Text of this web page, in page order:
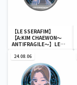
【LE SSERAFIM】
【A:KIM CHAEWON～
ANTIFRAGILE～】LE
ぷ ホログラム缶バッジ
24.08.06